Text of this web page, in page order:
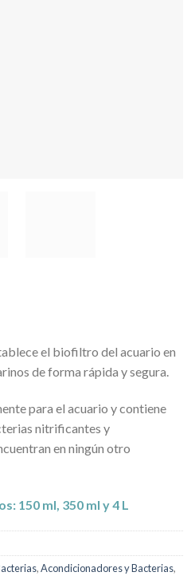
el biofiltro del acuario en
de forma rápida y segura.
para el acuario y contiene
nitrificantes y
en ningún otro
150 ml, 350 ml y 4 L
,Acondicionadores y Bacterias,